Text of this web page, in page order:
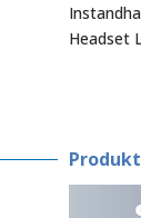
Headset